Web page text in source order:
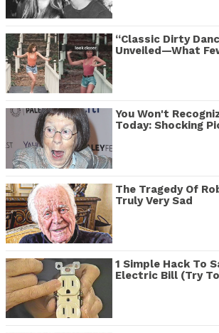
“Classic Dirty
Unveiled—What
You Won't
Today: Shocking
The Tragedy Of
Truly Very Sad
1 Simple Hack To
Electric Bill (Try